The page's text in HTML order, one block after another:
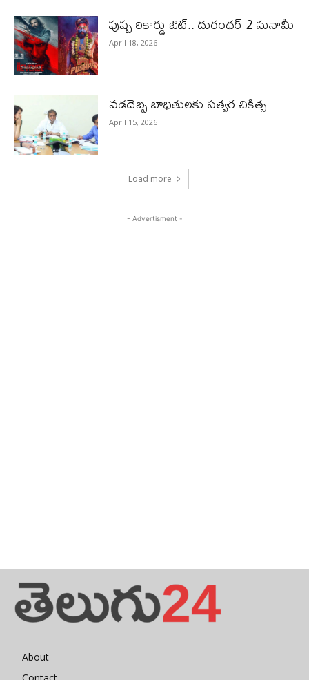
పుష్ప రికార్డు ఔట్‌.. దురంధ‌ర్ 2 సునామీ
April 18, 2026
వడదెబ్బ బాధితులకు సత్వర చికిత్స
April 15, 2026
Load more
- Advertisment -
About